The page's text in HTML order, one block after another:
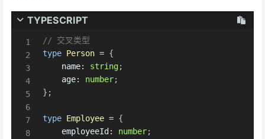
TYPESCRIPT
// 交叉类型
type Person = {
    name
: string;
    age
: number;
} ;
type Employee = {
    employeeId
: number;